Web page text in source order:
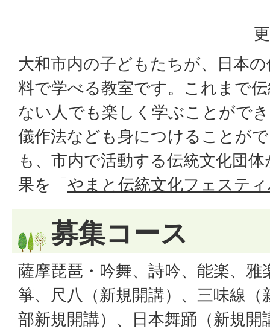
大和市内の子どもたちが、日本
料で学べる教室です。これまで
ない人でも楽しく学ぶことがで
儀作法なども身につけることが
も、市内で活動する伝統文化団
果を「 やまと伝統文化フェステ
募集コース
薩摩琵琶・吟舞、詩吟、能楽、雅
箏、尺八（新規開講）、三味線（
部新規開講）、日本舞踊（新規開